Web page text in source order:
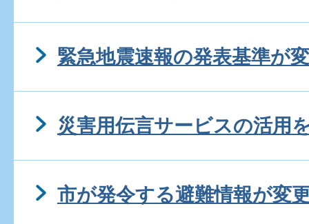
緊急地震速報の発表基準が
災害用伝言サービスの活用
市が発令する避難情報が変